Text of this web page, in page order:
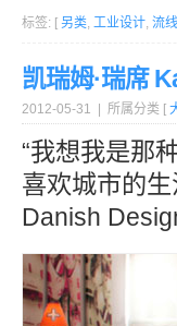
标签: [ 另类, 工业设计, 流
凯瑞姆·瑞席
2012-05-31 | 所属分类 [
“我想我是那
喜欢城市的
Danish